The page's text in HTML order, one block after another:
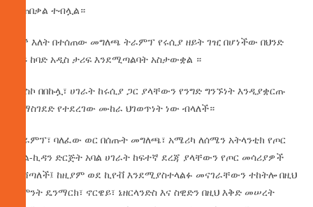
ይጠበቃል ተብሏል።
ሰኞ እለት በተሰጠው መግለጫ ትራምፕ የሩሲያ ዘይት ገዢ በሆነችው በህንድ
ላይ ከባድ አዲስ ታሪፍ እንደሚጣልባት አስታውቋል ።
ሞስኮ በበኩሏ፣ ሀገራት ከሩሲያ ጋር ያላቸውን የንግድ ግንኙነት እንዲያቋርጡ
ለማስገደድ የተደረገው ሙከራ ህገወጥነት ነው ብላለች።
ትራምፕ፣ ባለፈው ወር በሰጡት መግለጫ፣ አሜሪካ ለሰሜን አትላንቲክ የጦር
ቃል-ኪዳን ድርጅት አባል ሀገራት ከፍተኛ ደረጃ ያላቸውን የጦር መሳሪያዎች
ትሸጣለች፤ ከዚያም ወደ ኪየቭ እንደሚያስተላልፉ መናገራቸውን ተከትሎ በዚህ
ሳምንት ዴንማርክ፣ ኖርዌይ፣ ኔዘርላንድስ እና ስዊድን በዚህ እቅድ መሠረት